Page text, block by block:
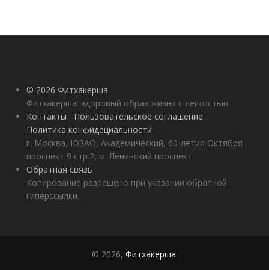
© 2026 Фитхакерша
Фитхакерша: здоровый образ жизни с легкостью
Контакты
Пользовательское соглашение
Политика конфидециальности
г. Москва, ЮЗАО, Академический, 60-летия Октября
проспект 9 стр.2, м. Ленинский проспект
Обратная связь
Копирование разрешено при указании обратной
гиперссылки.
© 2026, Фитхакерша.